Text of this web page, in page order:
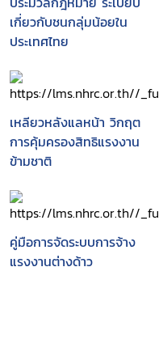
เกี่ยวกับชนกลุ่มน้อยใน
ประเทศไทย
เหลียวหลังแลหน้า วิกฤต
การคุ้มครองสิทธิแรงงาน
ข้ามชาติ
คู่มือการจัดระบบการจ้าง
แรงงานต่างด้าว